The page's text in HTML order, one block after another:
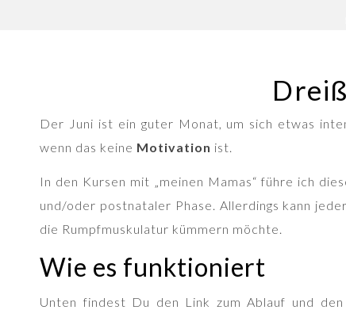
Der Juni ist ein guter Monat, um sich etwas
wenn das keine Motivation ist.
In den Kursen mit „meinen Mamas“ führe ich
und/oder postnataler Phase. Allerdings kann
die Rumpfmuskulatur kümmern möchte.
Wie es funktioniert
Unten findest Du den Link zum Ablauf und